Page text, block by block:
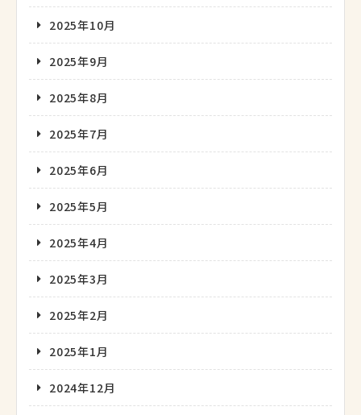
2025年10月
2025年9月
2025年8月
2025年7月
2025年6月
2025年5月
2025年4月
2025年3月
2025年2月
2025年1月
2024年12月